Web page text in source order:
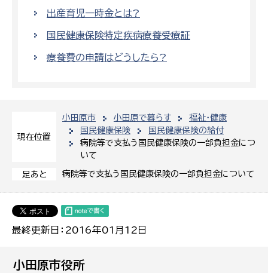
現在位置
小田原市 小田原で暮らす
福祉・健康
国民健康保険
国民健康保険の給付
病院等で支払う国民健康保険の一部負担金につ
いて
足あと 病院等で支払う国民健康保険の一部負担金について
最終更新日：2016年01月12日
出産育児一時金とは?
国民健康保険特定疾病療養受療証
療養費の申請はどうしたら?
小田原市役所